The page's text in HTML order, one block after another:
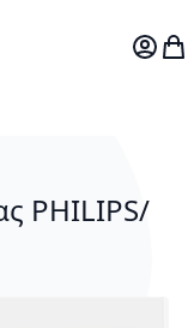
Ο
PHILIPS/